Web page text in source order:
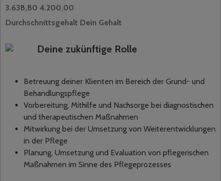
3.638,80 4.200,00
Durchschnittsgehalt Dein Gehalt
Deine zukünftige Rolle
Betreuung deiner Klienten im Bereich der Grund- und
Behandlungspflege
Vorbereitung, Mithilfe und Nachsorge bei diagnostischen
und therapeutischen Maßnahmen
Mitwirkung bei der Umsetzung von Weiterentwicklungen
in der Pflege
Planung, Umsetzung und Evaluation von pflegerischen
Maßnahmen im Sinne des Pflegeprozesses